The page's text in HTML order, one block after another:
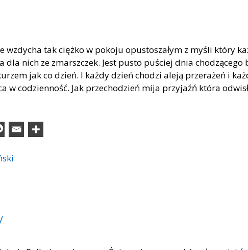
wzdycha tak ciężko w pokoju opustoszałym z myśli który
dla nich ze zmarszczek. Jest pusto puściej dnia chodzącego
jak co dzień. I każdy dzień chodzi aleją przerażeń i
w codzienność. Jak przechodzień mija przyjaźń która